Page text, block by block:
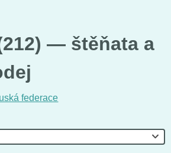
— štěňata a
federace